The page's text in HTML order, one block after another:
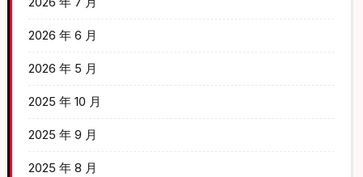
2026 年 6 月
2026 年 5 月
2025 年 10 月
2025 年 9 月
2025 年 8 月